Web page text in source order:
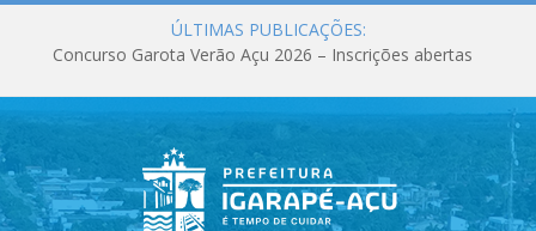
ÚLTIMAS PUBLICAÇÕES:
Concurso Garota Verão Açu 2026 – Inscrições abertas